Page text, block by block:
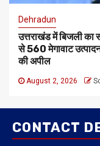
Dehradun
उत्तराखंड में बिजली
से 560 मेगावाट
की अपील
August 2, 2026
CONTACT